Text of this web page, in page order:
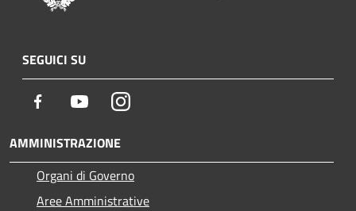
SEGUICI SU
Facebook YoutubeInstagram
AMMINISTRAZIONE
Organi di Governo
Aree Amministrative